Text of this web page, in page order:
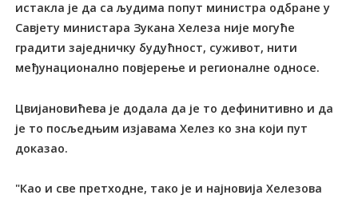
истакла је да са људима попут министра одбране у
Савјету министара Зукана Хелеза није могуће
градити заједничку будућност, суживот, нити
међунационално повјерење и регионалне односе.
Цвијановићева је додала да је то дефинитивно и да
је то посљедњим изјавама Хелез ко зна који пут
доказао.
"Као и све претходне, тако је и најновија Хелезова